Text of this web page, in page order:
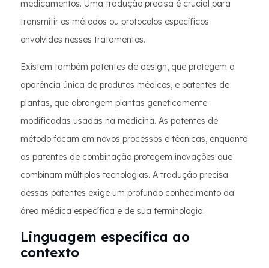
medicamentos. Uma tradução precisa é crucial para
transmitir os métodos ou protocolos específicos
envolvidos nesses tratamentos.
Existem também patentes de design, que protegem a
aparência única de produtos médicos, e patentes de
plantas, que abrangem plantas geneticamente
modificadas usadas na medicina. As patentes de
método focam em novos processos e técnicas, enquanto
as patentes de combinação protegem inovações que
combinam múltiplas tecnologias. A tradução precisa
dessas patentes exige um profundo conhecimento da
área médica específica e de sua terminologia.
Linguagem específica ao
contexto